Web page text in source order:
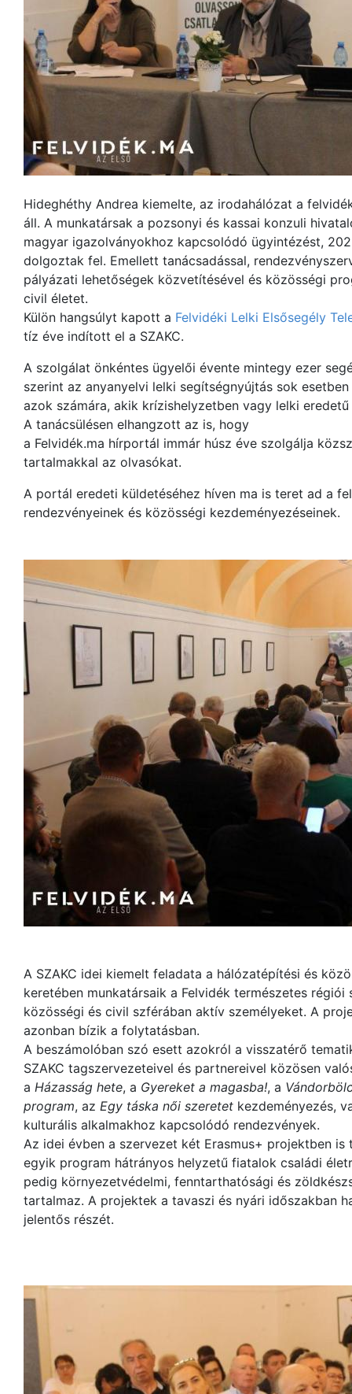
Hideghéthy Andrea kiemelte, az irodahálózat a
áll. A munkatársak a pozsonyi és kassai konzuli
magyar igazolványokhoz kapcsolódó ügyintézést,
dolgoztak fel. Emellett tanácsadással,
pályázati lehetőségek közvetítésével és közösségi
civil életet.
Külön hangsúlyt kapott a Felvidéki Lelki Elsősegély
tíz éve indított el a SZAKC.
A szolgálat önkéntes ügyelői évente mintegy ezer
szerint az anyanyelvi lelki segítségnyújtás sok
azok számára, akik krízishelyzetben vagy lelki
A tanácsülésen elhangzott az is, hogy
a Felvidék.ma hírportál immár húsz éve szolgálja
tartalmakkal az olvasókat.
A portál eredeti küldetéséhez híven ma is teret ad a
rendezvényeinek és közösségi kezdeményezéseinek.
A SZAKC idei kiemelt feladata a hálózatépítési és
keretében munkatársaik a Felvidék természetes
közösségi és civil szférában aktív személyeket. A
azonban bízik a folytatásban.
A beszámolóban szó esett azokról a visszatérő
SZAKC tagszervezeteivel és partnereivel közösen
a Házasság hete, a Gyereket a magasba!, a
program, az Egy táska női szeretet kezdeményezés,
kulturális alkalmakhoz kapcsolódó rendezvények.
Az idei évben a szervezet két Erasmus+ projektben
egyik program hátrányos helyzetű fiatalok családi
pedig környezetvédelmi, fenntarthatósági és
tartalmaz. A projektek a tavaszi és nyári időszakban
jelentős részét.